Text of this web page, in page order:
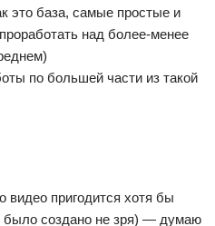
это база, самые простые и
над более-менее
по большей части из такой
видео пригодится хотя бы
создано не зря) — думаю